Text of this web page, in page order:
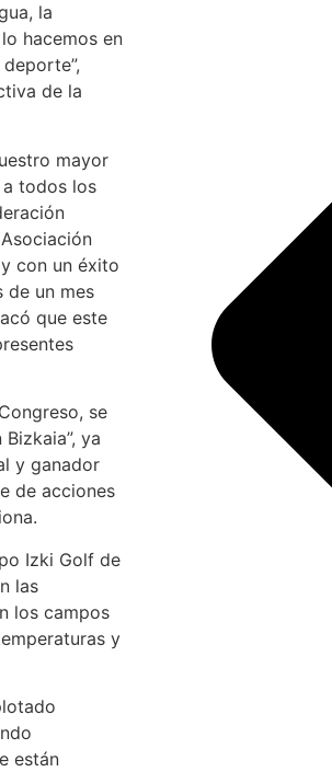
la
hacemos en
de la
mayor
todos los
con un éxito
de un mes
que este
se
ya
y ganador
de acciones
Izki Golf de
las
los campos
y
están